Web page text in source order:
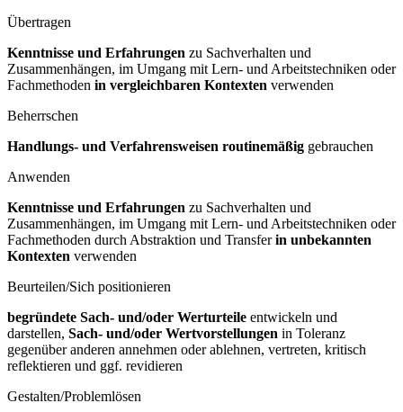
Übertragen
Kenntnisse und Erfahrungen zu Sachverhalten und
Zusammenhängen, im Umgang mit Lern- und Arbeitstechniken oder
Fachmethoden in vergleichbaren Kontexten verwenden
Beherrschen
Handlungs- und Verfahrensweisen routinemäßig gebrauchen
Anwenden
Kenntnisse und Erfahrungen zu Sachverhalten und
Zusammenhängen, im Umgang mit Lern- und Arbeitstechniken oder
Fachmethoden durch Abstraktion und Transferin unbekannten
Kontexten verwenden
Beurteilen/Sich positionieren
begründete Sach- und/oder Werturteile entwickeln und
darstellen, Sach- und/oder Wertvorstellungen in Toleranz
gegenüber anderen annehmen oder ablehnen, vertreten, kritisch
reflektieren und ggf. revidieren
Gestalten/Problemlösen